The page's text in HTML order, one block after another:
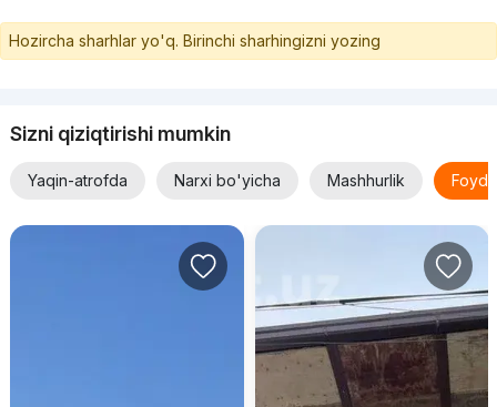
Hozircha sharhlar yo'q. Birinchi sharhingizni yozing
Sizni qiziqtirishi mumkin
Yaqin-atrofda Narxi bo'yicha Mashhurlik